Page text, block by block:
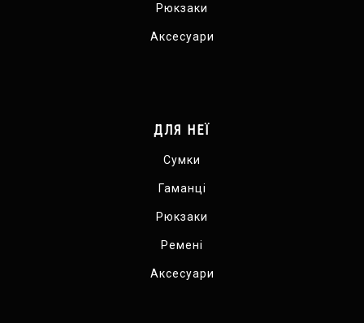
Рюкзаки
Аксесуари
ДЛЯ НЕЇ
Сумки
Гаманці
Рюкзаки
Ремені
Аксесуари